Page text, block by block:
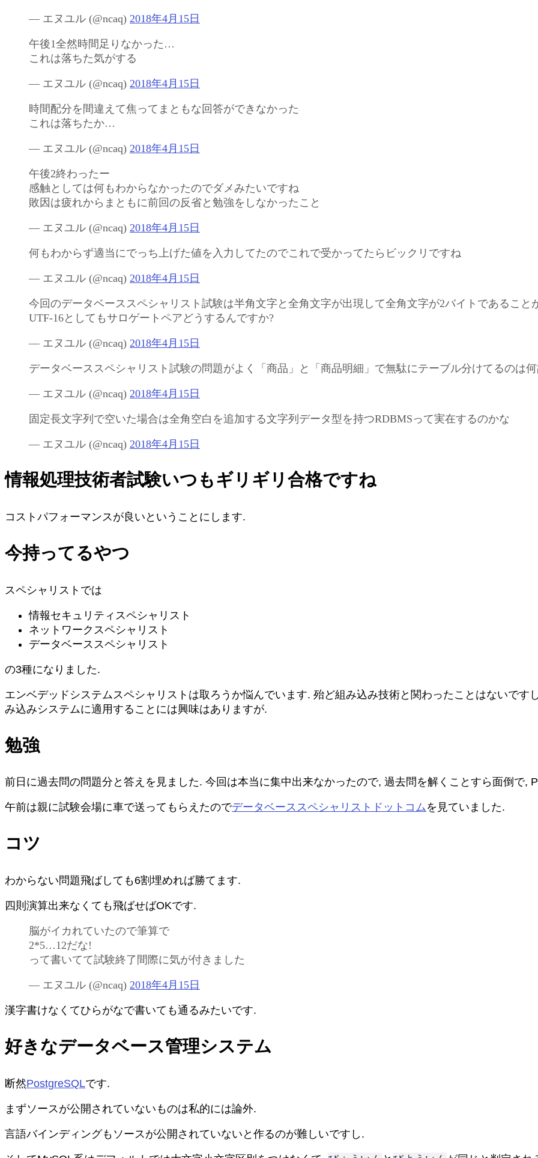
— エヌユル (@ncaq) 2018年4月15日
午後1全然時間足りなかった…
これは落ちた気がする
— エヌユル (@ncaq) 2018年4月15日
時間配分を間違えて焦ってまともな回答ができなかった
これは落ちたか…
— エヌユル (@ncaq) 2018年4月15日
午後2終わったー
感触としては何もわからなかったのでダメみたいですね
敗因は疲れからまともに前回の反省と勉強をしなかったこと
— エヌユル (@ncaq) 2018年4月15日
何もわからず適当にでっち上げた値を入力してたのでこれで受かってたらビックリですね
— エヌユル (@ncaq) 2018年4月15日
今回のデータベーススペシャリスト試験は半角文字と全角文字が出現して全角文字が2バイトであること
UTF-16としてもサロゲートペアどうするんですか?
— エヌユル (@ncaq) 2018年4月15日
データベーススペシャリスト試験の問題がよく「商品」と「商品明細」で無駄にテーブル分けてるのは
— エヌユル (@ncaq) 2018年4月15日
固定長文字列で空いた場合は全角空白を追加する文字列データ型を持つRDBMSって実在するのかな
— エヌユル (@ncaq) 2018年4月15日
情報処理技術者試験いつもギリギリ合格ですね
コストパフォーマンスが良いということにします.
今持ってるやつ
スペシャリストでは
情報セキュリティスペシャリスト
ネットワークスペシャリスト
データベーススペシャリスト
の3種になりました.
エンベデッドシステムスペシャリストは取ろうか悩んでいます. 殆ど組み込み技術と関わったことはないで
み込みシステムに適用することには興味はありますが.
勉強
前日に過去問の問題分と答えを見ました. 今回は本当に集中出来なかったので, 過去問を解くことすら面倒で,
午前は親に試験会場に車で送ってもらえたのでデータベーススペシャリストドットコムを見ていました.
コツ
わからない問題飛ばしても6割埋めれば勝てます.
四則演算出来なくても飛ばせばOKです.
脳がイカれていたので筆算で
2*5…12だな!
って書いてて試験終了間際に気が付きました
— エヌユル (@ncaq) 2018年4月15日
漢字書けなくてひらがなで書いても通るみたいです.
好きなデータベース管理システム
断然PostgreSQLです.
まずソースが公開されていないものは私的には論外.
言語バインディングもソースが公開されていないと作るのが難しいですし.